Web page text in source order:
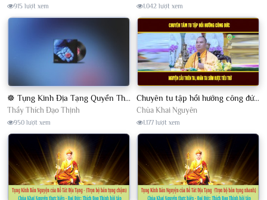
915 lượt xem 1.042 lượt xem
☸ Tụng Kinh Địa Tạng Quyển Thượng – Khóa Tu Địa Tạng Ngày 11/04/2021☸
Thầy Thích Đạo Thịnh
950 lượt xem
Chuyên tu tập hồi hướng công đức nguyện cầu cho thiên tai sớm tiêu trừ | Đ.Đ Thích Đạo Thịnh
Chùa Khai Nguyên
1.177 lượt xem